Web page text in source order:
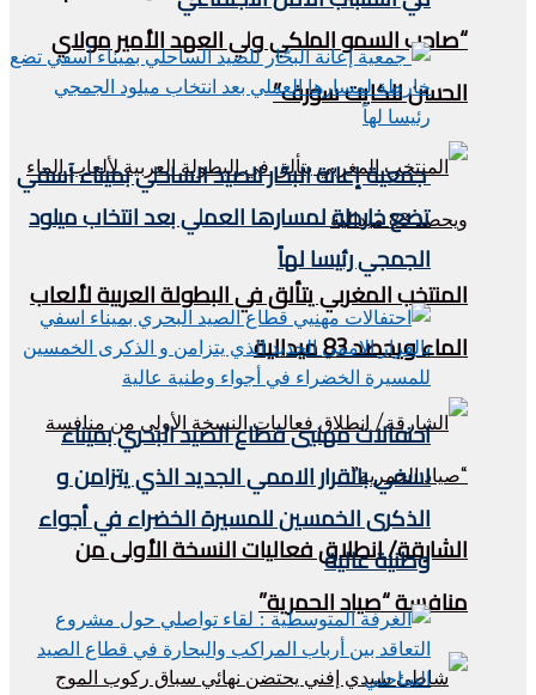
“صاحب السمو الملكي ولي العهد الأمير مولاي
الحسن للكايت سورف”
المنتخب المغربي يتألق في البطولة العربية لألعاب
الماء ويحصد 83 ميدالية
الشارقة/ انطلاق فعاليات النسخة الأولى من
منافسة “صياد الحمرية”
جمعية إعانة البحّار للصيد الساحلي بميناء آسفي
تضع خارطة لمسارها العملي بعد انتخاب ميلود
الجمجي رئيسا لهاً
احتفالات مهنيي قطاع الصيد البحري بميناء
اسفي بالقرار الاممي الجديد الذي يتزامن و
الذكرى الخمسين للمسيرة الخضراء في أجواء
وطنية عالية